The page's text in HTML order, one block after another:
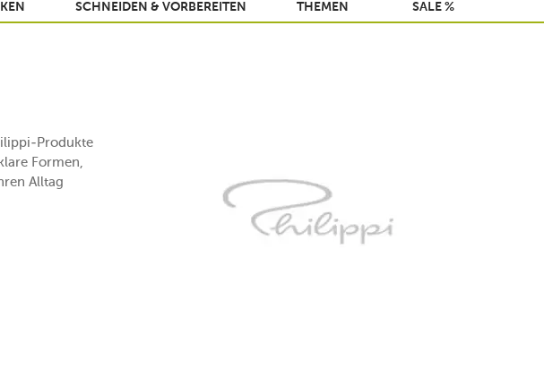
SCHNEIDEN & VORBEREITEN THEMEN SALE %
Produkte
Formen,
Alltag